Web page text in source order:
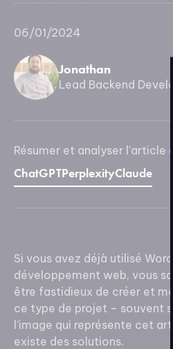
06/01/2024
Jonathan
Lead Backend
Résumer et analyser l'article
ChatGPTPerplexityClaude
Si vous avez déjà utilisé
développement web, vous
être fastidieux de créer et
ce type de projet – souvent
l’image qui représente cet
existe des solutions.